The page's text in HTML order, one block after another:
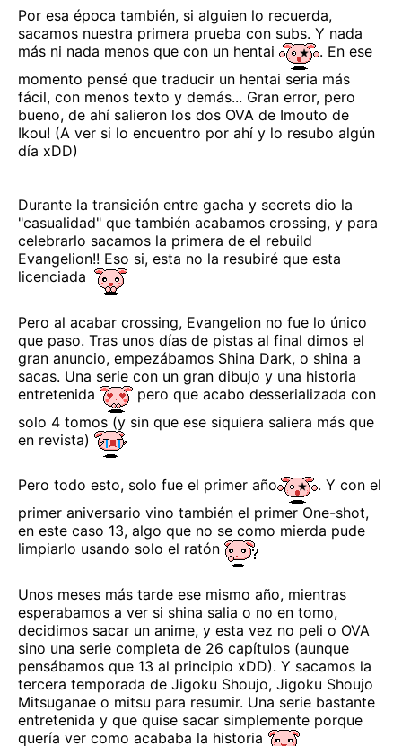
Por esa época también, si alguien lo recuerda,
sacamos nuestra primera prueba con subs. Y nada
más ni nada menos que con un hentai
. En ese
momento pensé que traducir un hentai seria más
fácil, con menos texto y demás... Gran error, pero
bueno, de ahí salieron los dos OVA de Imouto de
Ikou! (A ver si lo encuentro por ahí y lo resubo algún
día xDD)
Durante la transición entre gacha y secrets dio la
"casualidad" que también acabamos crossing, y para
celebrarlo sacamos la primera de el rebuild
Evangelion!! Eso si, esta no la resubiré que esta
licenciada
Pero al acabar crossing, Evangelion no fue lo único
que paso. Tras unos días de pistas al final dimos el
gran anuncio, empezábamos Shina Dark, o shina a
sacas. Una serie con un gran dibujo y una historia
entretenida
pero que acabo desserializada con
solo 4 tomos (y sin que ese siquiera saliera más que
en revista)
Pero todo esto, solo fue el primer año
. Y con el
primer aniversario vino también el primer One-shot,
en este caso 13, algo que no se como mierda pude
limpiarlo usando solo el ratón
Unos meses más tarde ese mismo año, mientras
esperabamos a ver si shina salia o no en tomo,
decidimos sacar un anime, y esta vez no peli o OVA
sino una serie completa de 26 capítulos (aunque
pensábamos que 13 al principio xDD). Y sacamos la
tercera temporada de Jigoku Shoujo, Jigoku Shoujo
Mitsuganae o mitsu para resumir. Una serie bastante
entretenida y que quise sacar simplemente porque
quería ver como acababa la historia